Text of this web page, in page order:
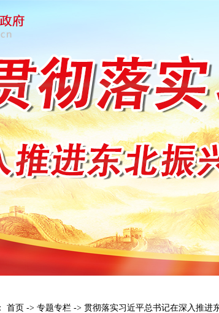
首页 -> 专题专栏 -> 贯彻落实习近平总书记在深入推进